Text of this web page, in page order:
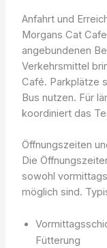
Anfahrt und
Morgans Cat
angebundenen
Verkehrsmittel
Café. Parkplätze
Bus nutzen. Für
koordiniert das
Öffnungszeiten
Die
sowohl
möglich sind.
Fütterung